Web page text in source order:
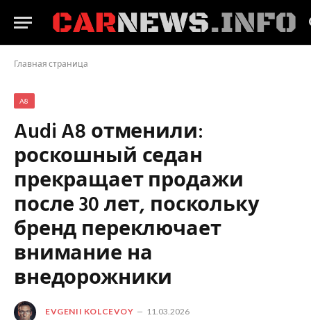
Главная страница
A8
Audi A8 отменили:
роскошный седан
прекращает продажи
после 30 лет, поскольку
бренд переключает
внимание на
внедорожники
EVGENII KOLCEVOY
11.03.2026